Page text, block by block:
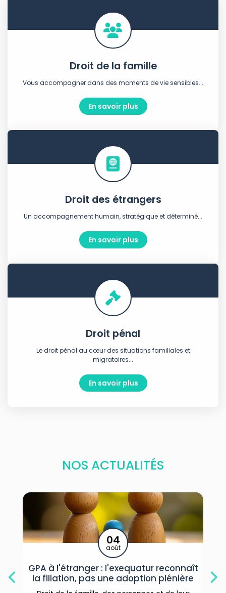
Droit de la famille
Vous accompagner dans des moments de vie sensibles...
En savoir plus
Droit des étrangers
Un accompagnement humain, stratégique et déterminé...
En savoir plus
Droit pénal
Le droit pénal au cœur des situations familiales et
migratoires...
En savoir plus
NOS ACTUALITÉS
: l'exequatur reconnaît
adoption plénière
04
Refus d'autorisation
présomption
désormais en
03